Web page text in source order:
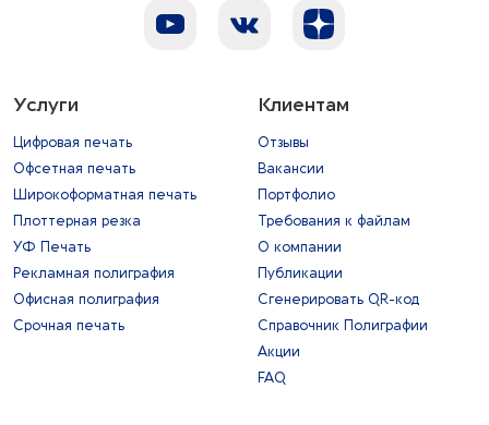
Услуги
Цифровая печать
Офсетная печать
Широкоформатная печать
Плоттерная резка
УФ Печать
Рекламная полиграфия
Офисная полиграфия
Срочная печать
Клиентам
Отзывы
Вакансии
Портфолио
Требования к файлам
О компании
Публикации
Сгенерировать QR-код
Справочник Полиграфии
Акции
FAQ